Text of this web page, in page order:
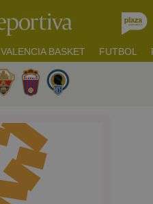
VALENCIA BASKET FUTBOL